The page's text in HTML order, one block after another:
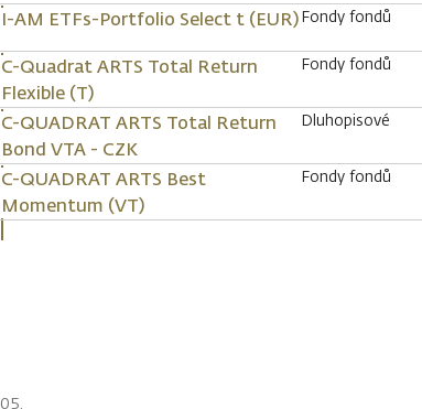
I-AM ETFs-Portfolio Select t (EUR)Fondy fondů
C-Quadrat ARTS Total Return
Flexible (T)
Fondy fondů
C-QUADRAT ARTS Total Return
Bond VTA - CZK
Dluhopisové
C-QUADRAT ARTS Best
Momentum (VT)
Fondy fondů